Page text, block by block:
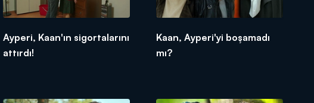
Ayperi, Kaan'ın sigortalarını
attırdı!
Kaan, Ayperi'yi boşamadı
mı?